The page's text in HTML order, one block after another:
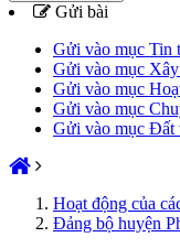
Gửi bài
Gửi vào mục Tin
Gửi vào mục
Gửi vào mục
Gửi vào mục
Gửi vào mục Đất
Hoạt động của
Đảng bộ huyện